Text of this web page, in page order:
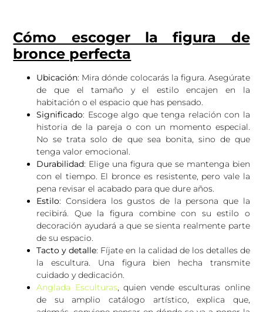
Cómo escoger la figura de
bronce perfecta
Ubicación: Mira dónde colocarás la figura. Asegúrate
de que el tamaño y el estilo encajen en la
habitación o el espacio que has pensado.
Significado: Escoge algo que tenga relación con la
historia de la pareja o con un momento especial.
No se trata solo de que sea bonita, sino de que
tenga valor emocional.
Durabilidad: Elige una figura que se mantenga bien
con el tiempo. El bronce es resistente, pero vale la
pena revisar el acabado para que dure años.
Estilo: Considera los gustos de la persona que la
recibirá. Que la figura combine con su estilo o
decoración ayudará a que se sienta realmente parte
de su espacio.
Tacto y detalle: Fíjate en la calidad de los detalles de
la escultura. Una figura bien hecha transmite
cuidado y dedicación.
Anglada Esculturas, quien vende esculturas online
de su amplio catálogo artístico, explica que,